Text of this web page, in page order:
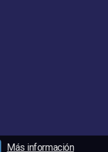
Más información